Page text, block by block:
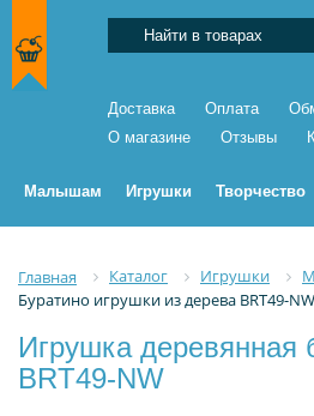
Доставка Оплата
О магазине
Отзывы
Малышам Игрушки Творчество
Главная Каталог Игрушки
Буратино игрушки из дерева BRT49-NW
Игрушка деревянная
BRT49-NW